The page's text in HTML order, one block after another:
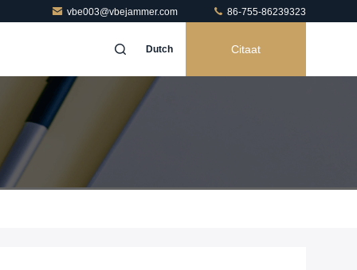
vbe003@vbejammer.com 86-755-86239323
Dutch Citaat